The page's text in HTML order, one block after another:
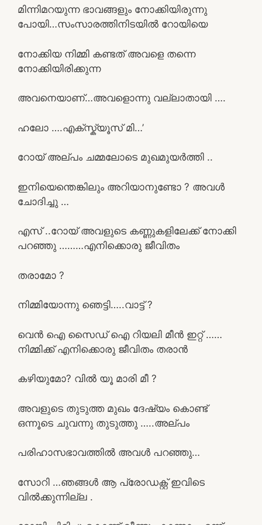
മിന്നിമറയുന്ന ഭാവങ്ങളും നോക്കിയിരുന്നു
പോയി…സംസാരത്തിനിടയില്‍ റോയിയെ
നോക്കിയ നിമ്മി കണ്ടത് അവളെ തന്നെ
നോക്കിയിരിക്കുന്ന
അവനെയാണ്‌…അവളൊന്നു വല്ലാതായി ….
ഹലോ ….എക്സ്ക്യൂസ് മി…’
റോയ് അല്പം ചമ്മലോടെ മുഖമുയര്‍ത്തി ..
ഇനിയെന്തെങ്കിലും അറിയാനുണ്ടോ ? അവള്‍
ചോദിച്ചു …
എസ് ..റോയ് അവളുടെ കണ്ണുകളിലേക്ക് നോക്കി
പറഞ്ഞു ………എനിക്കൊരു ജീവിതം
തരാമോ ?
നിമ്മിയോന്നു ഞെട്ടി…..വാട്ട്‌ ?
വെന്‍ ഐ സൈഡ് ഐ റിയലി മീന്‍ ഇറ്റ്‌ ……
നിമ്മിക്ക് എനിക്കൊരു ജീവിതം തരാന്‍
കഴിയുമോ? വില്‍ യൂ മാരി മീ ?
അവളുടെ തുടുത്ത മുഖം ദേഷ്യം കൊണ്ട്
ഒന്നൂടെ ചുവന്നു തുടുത്തു …..അല്പം
പരിഹാസഭാവത്തില്‍ അവള്‍ പറഞ്ഞു…
സോറി …ഞങ്ങള്‍ ആ പ്രോഡക്റ്റ് ഇവിടെ
വില്‍ക്കുന്നില്ല .